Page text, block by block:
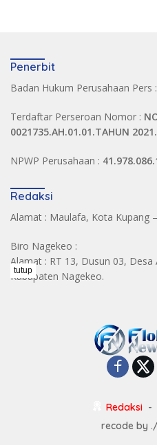
Penerbit
Badan Hukum Perusahaan Pers :
Terdaftar Perseroan Nomor :
0021735.AH.01.01.TAHUN 2021.
NPWP Perusahaan :
Redaksi
Alamat : Maulafa, Kota Kupang
Biro Nagekeo :
Alamat : RT 13, Dusun 03,
Kabupaten Nagekeo.
Redaksi
recode by
tutup